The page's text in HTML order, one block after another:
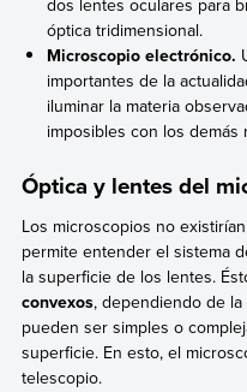
óptica tridimensional.
Microscopio electrónico.
importantes de la
iluminar la materia
imposibles con los demás
Óptica y lentes del
Los microscopios no
permite entender el sistema
la superficie de los lentes.
convexos, dependiendo de
pueden ser simples o
superficie. En esto, el
telescopio.